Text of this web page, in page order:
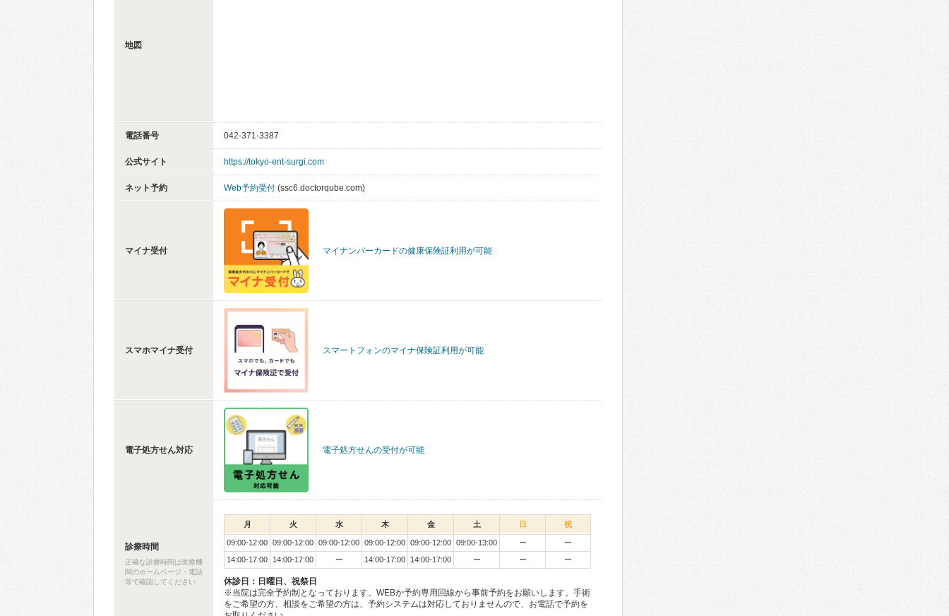
地図
電話番号 042-371-3387
公式サイト https://tokyo-ent-surgi.com
ネット予約 Web予約受付 (ssc6.doctorqube.com)
マイナ受付 マイナンバーカードの健康保険証利用が可能
スマホマイナ受付 スマートフォンのマイナ保険証利用が可能
電子処方せん対応 電子処方せんの受付が可能
診療時間
正確な診療時間は医療機
関のホームページ・電話
等で確認してください
月 火 水 木 金 土 日 祝
09:00-12:00 09:00-12:00 09:00-12:00 09:00-12:00 09:00-12:00 09:00-13:00 ー
ー
14:00-17:00
14:00-17:00 ー 14:00-17:00 14:00-17:00 ー ー ー
休診日：日曜日、祝祭日
※当院は完全予約制となっております。WEBか予約専用回線から事前予約をお願いします。手術
をご希望の方、相談をご希望の方は、予約システムは対応しておりませんので、お電話で予約を